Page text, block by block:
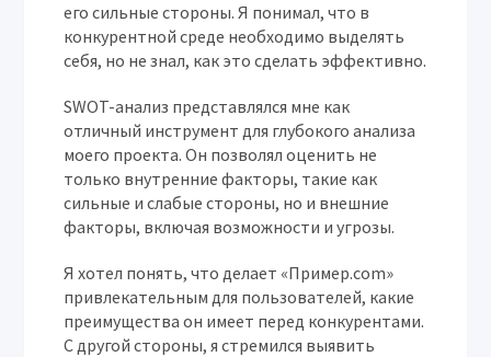
его сильные стороны. Я понимал, что в
конкурентной среде необходимо выделять
себя, но не знал, как это сделать эффективно.
SWOT-анализ представлялся мне как
отличный инструмент для глубокого анализа
моего проекта. Он позволял оценить не
только внутренние факторы, такие как
сильные и слабые стороны, но и внешние
факторы, включая возможности и угрозы.
Я хотел понять, что делает «Пример.com»
привлекательным для пользователей, какие
преимущества он имеет перед конкурентами.
С другой стороны, я стремился выявить